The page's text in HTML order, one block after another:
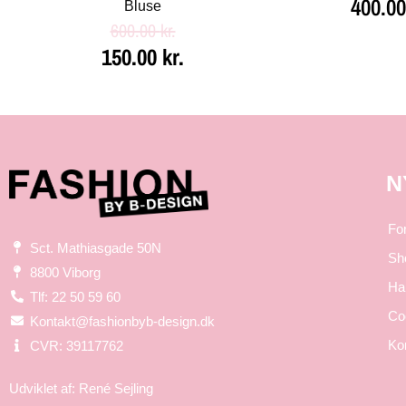
Bluse
600.00kr.
150.00 kr.
400.00
Sct. Mathiasgade 50N
8800 Viborg
Tlf: 22 50 59 60
Kontakt@fashionbyb-design.dk
CVR: 39117762
Udviklet af: René Sejling